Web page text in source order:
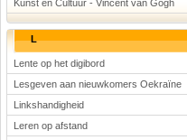
Kunst en Cultuur - Vincent van Gogh
L
Lente op het digibord
Lesgeven aan nieuwkomers Oekraïne
Linkshandigheid
Leren op afstand